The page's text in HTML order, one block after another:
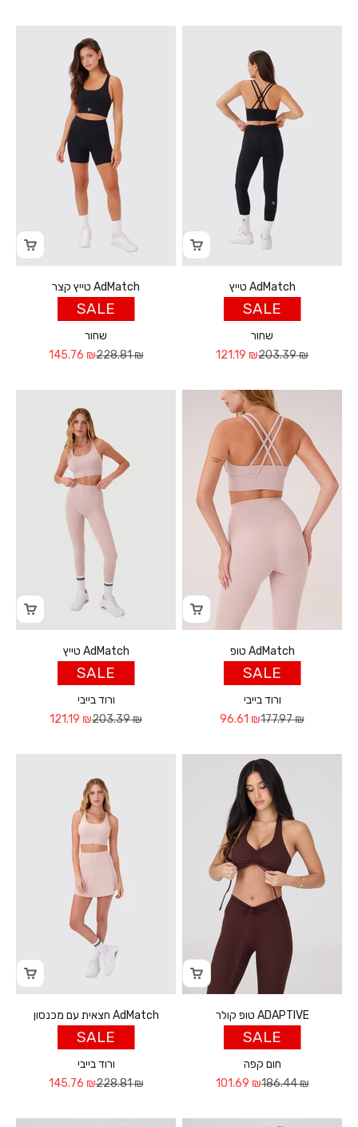
טייץ קצר AdMatch
SALE
שחור
Sale price
145.76 ₪Regular price
228.81 ₪
טייץ AdMatch
SALE
שחור
Sale price
121.19 ₪Regular price
203.39 ₪
טייץ AdMatch
SALE
ורוד בייבי
Sale price
121.19 ₪Regular price
203.39 ₪
טופ AdMatch
SALE
ורוד בייבי
Sale price
96.61 ₪Regular price
177.97 ₪
חצאית עם מכנסון AdMatch
SALE
ורוד בייבי
Sale price
145.76 ₪Regular price
228.81 ₪
טופ קולר ADAPTIVE
SALE
חום קפה
Sale price
101.69 ₪Regular price
186.44 ₪